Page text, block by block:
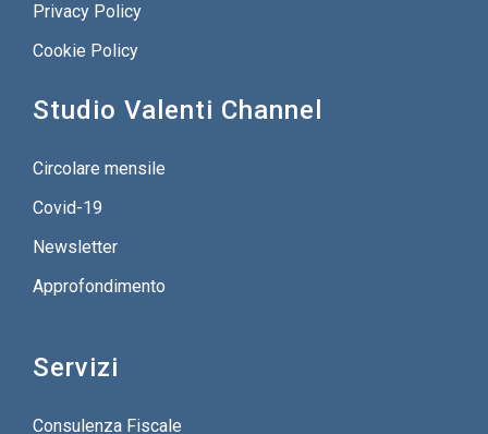
Privacy Policy
Cookie Policy
Studio Valenti Channel
Circolare mensile
Covid-19
Newsletter
Approfondimento
Servizi
Consulenza Fiscale